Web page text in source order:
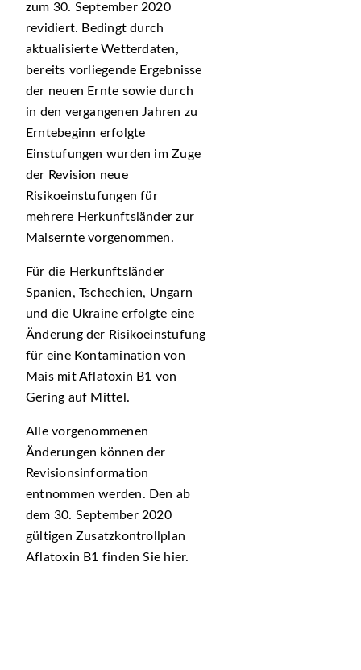
zum 30. September 2020
revidiert. Bedingt durch
aktualisierte Wetterdaten,
bereits vorliegende Ergebnisse
der neuen Ernte sowie durch
in den vergangenen Jahren zu
Erntebeginn erfolgte
Einstufungen wurden im Zuge
der Revision neue
Risikoeinstufungen für
mehrere Herkunftsländer zur
Maisernte vorgenommen.
Für die Herkunftsländer
Spanien, Tschechien, Ungarn
und die Ukraine erfolgte eine
Änderung der Risikoeinstufung
für eine Kontamination von
Mais mit Aflatoxin B1 von
Gering auf Mittel.
Alle vorgenommenen
Änderungen können der
Revisionsinformation
entnommen werden. Den ab
dem 30. September 2020
gültigen Zusatzkontrollplan
Aflatoxin B1 finden Sie hier.